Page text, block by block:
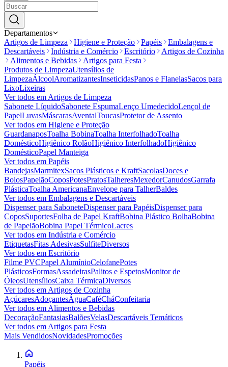
Departamentos
Artigos de Limpeza
Higiene e Proteção Papéis
Embalagens e
Descartáveis
Indústria e Comércio Escritório
Artigos de Cozinha
Alimentos e Bebidas
Artigos para Festa
Produtos de LimpezaUtensílios de
LimpezaÁlcoolAromatizantesInseticidasPanos e FlanelasSacos para
LixoLixeiras
Ver todos em Artigos de Limpeza
Sabonete LíquidoSabonete EspumaLenço UmedecidoLençol de
PapelLuvasMáscarasAventalToucasProtetor de Assento
Ver todos em Higiene e Proteção
GuardanaposToalha BobinaToalha InterfolhadoToalha
DomésticoHigiênico RolãoHigiênico InterfolhadoHigiênico
DomésticoPapel Manteiga
Ver todos em Papéis
BandejasMarmitexSacos Plásticos e KraftSacolasDoces e
BolosPapelãoCoposPotesPratosTalheresMexedorCanudosGarrafa
PlásticaToalha AmericanaEnvelope para TalherBaldes
Ver todos em Embalagens e Descartáveis
Dispenser para SaboneteDispenser para PapéisDispenser para
CoposSuportesFolha de Papel KraftBobina Plástico BolhaBobina
de PapelãoBobina Papel TérmicoLacres
Ver todos em Indústria e Comércio
EtiquetasFitas AdesivasSulfiteDiversos
Ver todos em Escritório
Filme PVCPapel AlumínioCelofanePotes
PlásticosFormasAssadeirasPalitos e EspetosMonitor de
ÓleosUtensíliosCaixa TérmicaDiversos
Ver todos em Artigos de Cozinha
AçúcaresAdoçantesÁguaCaféCháConfeitaria
Ver todos em Alimentos e Bebidas
DecoraçãoFantasiasBalõesVelasDescartáveis Temáticos
Ver todos em Artigos para Festa
Mais VendidosNovidadesPromoções
Papéis